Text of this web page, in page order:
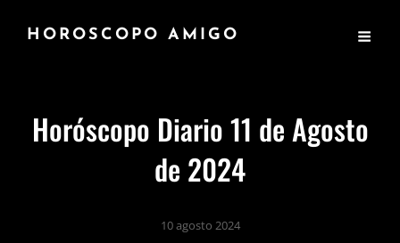
HOROSCOPO AMIGO
Horóscopo Diario 11 de Agosto
de 2024
10 agosto 2024